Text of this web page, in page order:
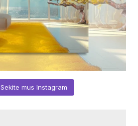
Sekite mus Instagram